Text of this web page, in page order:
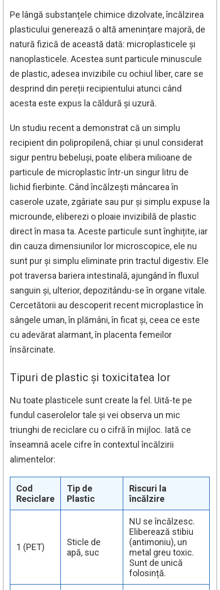
Pe lângă substanțele chimice dizolvate, încălzirea
plasticului generează o altă amenințare majoră, de
natură fizică de această dată: microplasticele și
nanoplasticele. Acestea sunt particule minuscule
de plastic, adesea invizibile cu ochiul liber, care se
desprind din pereții recipientului atunci când
acesta este expus la căldură și uzură.
Un studiu recent a demonstrat că un simplu
recipient din polipropilenă, chiar și unul considerat
sigur pentru bebeluși, poate elibera milioane de
particule de microplastic într-un singur litru de
lichid fierbinte. Când încălzești mâncarea în
caserole uzate, zgâriate sau pur și simplu expuse la
microunde, eliberezi o ploaie invizibilă de plastic
direct în masa ta. Aceste particule sunt înghițite, iar
din cauza dimensiunilor lor microscopice, ele nu
sunt pur și simplu eliminate prin tractul digestiv. Ele
pot traversa bariera intestinală, ajungând în fluxul
sanguin și, ulterior, depozitându-se în organe vitale.
Cercetătorii au descoperit recent microplastice în
sângele uman, în plămâni, în ficat și, ceea ce este
cu adevărat alarmant, în placenta femeilor
însărcinate.
Tipuri de plastic și toxicitatea lor
Nu toate plasticele sunt create la fel. Uită-te pe
fundul caserolelor tale și vei observa un mic
triunghi de reciclare cu o cifră în mijloc. Iată ce
înseamnă acele cifre în contextul încălzirii
alimentelor:
Cod
Reciclare
Tip de
Plastic
Riscuri la
încălzire
1 (PET)
Sticle de
apă, suc
NU se încălzesc.
Eliberează stibiu
(antimoniu), un
metal greu toxic.
Sunt de unică
folosință.